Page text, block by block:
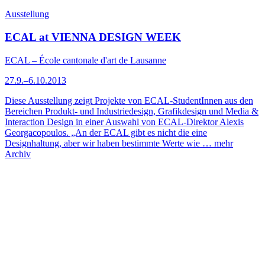
Ausstellung
ECAL at VIENNA DESIGN WEEK
ECAL – École cantonale d'art de Lausanne
27.9.–6.10.2013
Diese Ausstellung zeigt Projekte von ECAL-StudentInnen aus den
Bereichen Produkt- und Industriedesign, Grafikdesign und Media &
Interaction Design in einer Auswahl von ECAL-Direktor Alexis
Georgacopoulos. „An der ECAL gibt es nicht die eine
Designhaltung, aber wir haben bestimmte Werte wie … mehr
Archiv